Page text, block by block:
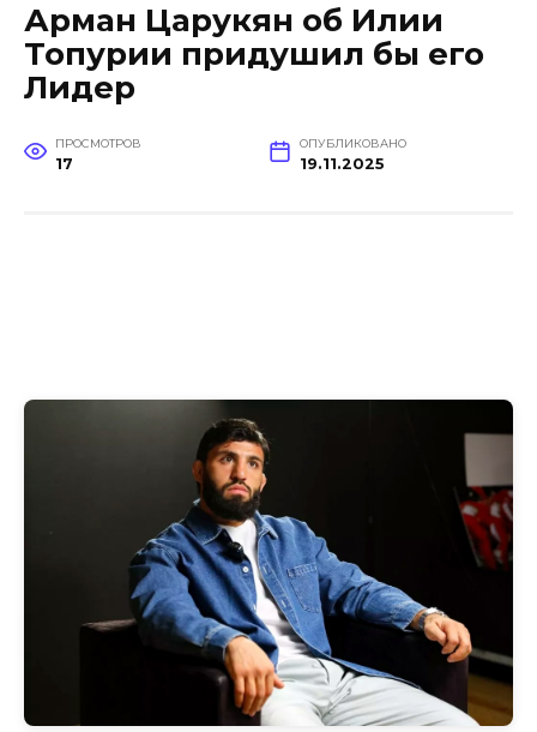
Арман Царукян об Илии
Топурии придушил бы его
Лидер
ПРОСМОТРОВ
17
ОПУБЛИКОВАНО
19.11.2025